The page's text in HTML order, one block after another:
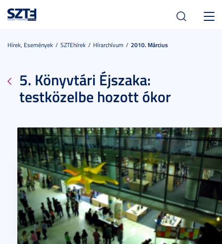
Hírek, Események SZTEhírek Hírarchívum 2010. Március
5. Könyvtári Éjszaka:
testközelbe hozott ókor